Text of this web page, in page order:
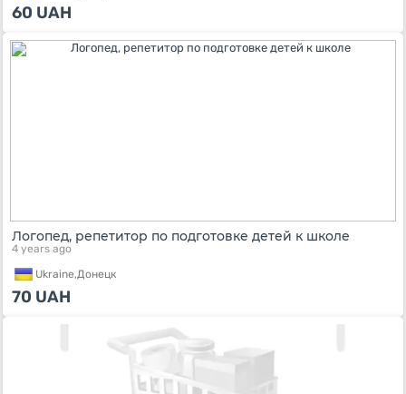
60 UAH
Логопед, репетитор по подготовке детей к школе
4 years ago
Ukraine,Донецк
70 UAH